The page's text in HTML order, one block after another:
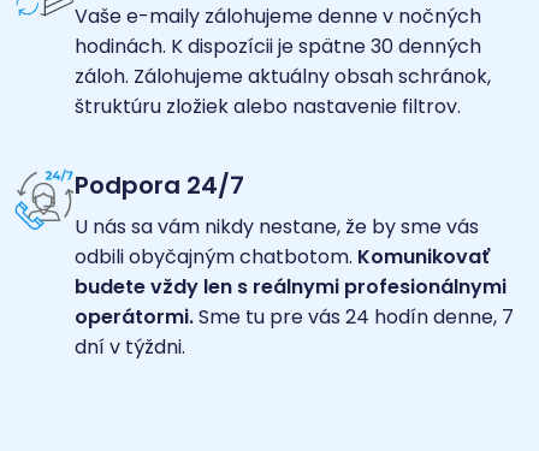
Vaše e-maily zálohujeme denne v nočných
hodinách. K dispozícii je spätne 30 denných
záloh. Zálohujeme aktuálny obsah schránok,
štruktúru zložiek alebo nastavenie filtrov.
Podpora 24/7
U nás sa vám nikdy nestane, že by sme vás
odbili obyčajným chatbotom. Komunikovať
budete vždy len s reálnymi profesionálnymi
operátormi.Sme tu pre vás 24 hodín denne, 7
dní v týždni.